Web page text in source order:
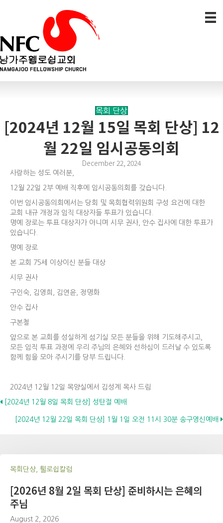
목회 단상
[2024년 12월 15일 목회 단상] 12
월 22일 임시공동의회
December 22, 2024
사랑하는 성도 여러분,
12월 22일 2부 예배 직후에 임시공동의회를 갖습니다.
이번 임시공동의회에서는 당회 및 목회협력위원회 구성 요건에 대한
교회 내규 개정과 임직 대상자들 투표가 있습니다.
명예 장로는 투표 대상자가 아니며 시무 권사, 안수 집사에 대한 투표가
있습니다.
명예 장로
본 교회 75세 이상이신 분들 대상
시무 권사
구인숙, 김영희, 김연윤, 정명화
안수 집사
구본철
앞으로 본 교회를 성실하게 섬기실 모든 분들을 위해 기도해주시고,
모든 임직 투표 과정에 우리 주님의 은혜와 선하심이 드러날 수 있도록
함께 힘을 모아 주시기를 당부 드립니다.
2024년 12월 12일 목양실에서 김성계 목사 드림
Posts
navigation
[2024년 12월 8일 목회 단상] 성탄절 예배
[2024년 12월 22일 목회 단상] 1월 1일 오전 11시 30분 송구영신예배
목회단상, 휄로쉽칼럼
[2026년 8월 2일 목회 단상] 준비하시는 은혜의
주님
August 2, 2026